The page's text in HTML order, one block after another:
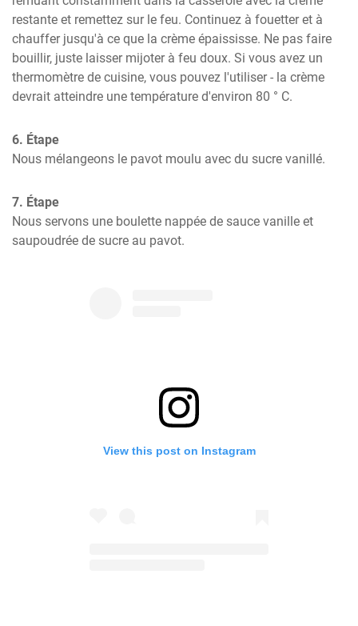
restante et remettez sur le feu. Continuez à fouetter et à
chauffer jusqu'à ce que la crème épaississe. Ne pas faire
bouillir, juste laisser mijoter à feu doux. Si vous avez un
thermomètre de cuisine, vous pouvez l'utiliser - la crème
devrait atteindre une température d'environ 80 ° C.
6. Étape
Nous mélangeons le pavot moulu avec du sucre vanillé.
7. Étape
Nous servons une boulette nappée de sauce vanille et
saupoudrée de sucre au pavot.
View this post on Instagram